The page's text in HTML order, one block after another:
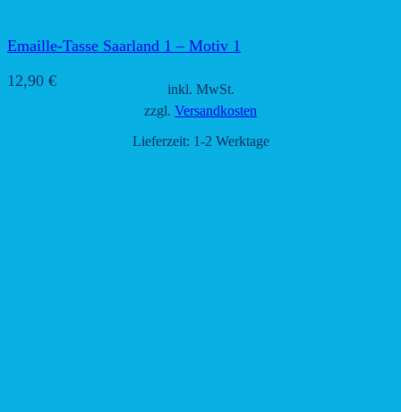
Emaille-Tasse Saarland 1 – Motiv 1
12,90 €
inkl. MwSt.
zzgl. Versandkosten
Lieferzeit: 1-2 Werktage